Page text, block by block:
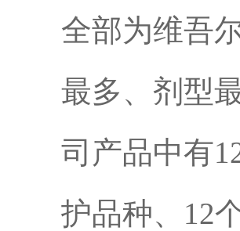
全部为维吾
最多、剂型
司产品中有
护品种、12